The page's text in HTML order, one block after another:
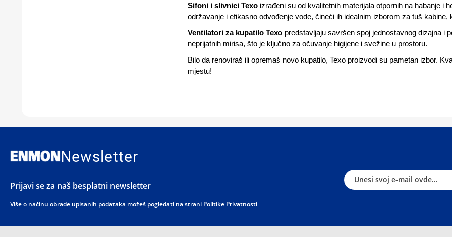
Sifoni i slivnici Texoizrađeni su od kvalitetnih materijala otpornih na habanje i
održavanje i efikasno odvođenje vode, čineći ih idealnim izborom za tuš kabine,
Ventilatori za kupatilo Texopredstavljaju savršen spoj jednostavnog dizajna i
neprijatnih mirisa, što je ključno za očuvanje higijene i svežine u prostoru.
Bilo da renoviraš ili opremaš novo kupatilo, Texo proizvodi su pametan izbor.
mjestu!
Newsletter
Prijavi se za naš besplatni newsletter
Više o načinu obrade upisanih podataka možeš pogledati na strani Politike Privatnosti